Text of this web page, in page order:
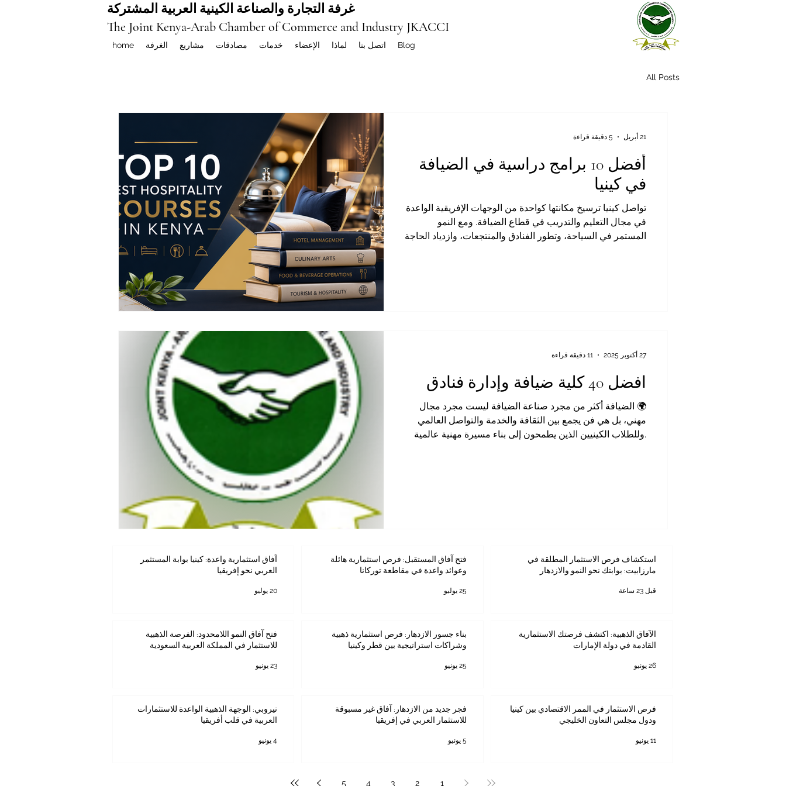
غرفة التجارة والصناعة الكينية العربية المشتركة
The Joint Kenya-Arab Chamber of Commerce and Industry JKACCI
home الغرفة مشاريع مصادقات خدمات الإعضاء لماذا اتصل بنا Blog
All Posts
أفضل 10 برامج دراسية في الضيافة
في كينيا
تواصل كينيا ترسيخ مكانتها كواحدة من الوجهات الإفريقية الواعدة
في مجال التعليم والتدريب في قطاع الضيافة. ومع النمو
المستمر في السياحة، وتطور الفنادق والمنتجعات، وازدياد الحاجة
21 أبريل 5 دقيقة قراءة
افضل 40 كلية ضيافة وإدارة فنادق
🌍 الضيافة أكثر من مجرد صناعة الضيافة ليست مجرد مجال
مهني، بل هي فن يجمع بين الثقافة والخدمة والتواصل العالمي
.وللطلاب الكينيين الذين يطمحون إلى بناء مسيرة مهنية عالمية
27 أكتوبر 2025 11 دقيقة قراءة
استكشاف فرص الاستثمار المطلقة في
مارزابيت: بوابتك نحو النمو والازدهار
قبل 23 ساعة
فتح آفاق المستقبل: فرص استثمارية هائلة
وعوائد واعدة في مقاطعة توركانا
25 يوليو
آفاق استثمارية واعدة: كينيا بوابة المستثمر
العربي نحو إفريقيا
20 يوليو
الآفاق الذهبية: اكتشف فرصتك الاستثمارية
القادمة في دولة الإمارات
26 يونيو
بناء جسور الازدهار: فرص استثمارية ذهبية
وشراكات استراتيجية بين قطر وكينيا
25 يونيو
فتح آفاق النمو اللامحدود: الفرصة الذهبية
للاستثمار في المملكة العربية السعودية
23 يونيو
فرص الاستثمار في الممر الاقتصادي بين كينيا
ودول مجلس التعاون الخليجي
11 يونيو
فجر جديد من الازدهار: آفاق غير مسبوقة
للاستثمار العربي في إفريقيا
5 يونيو
نيروبي: الوجهة الذهبية الواعدة للاستثمارات
العربية في قلب أفريقيا
4 يونيو
1
2
3
4
5